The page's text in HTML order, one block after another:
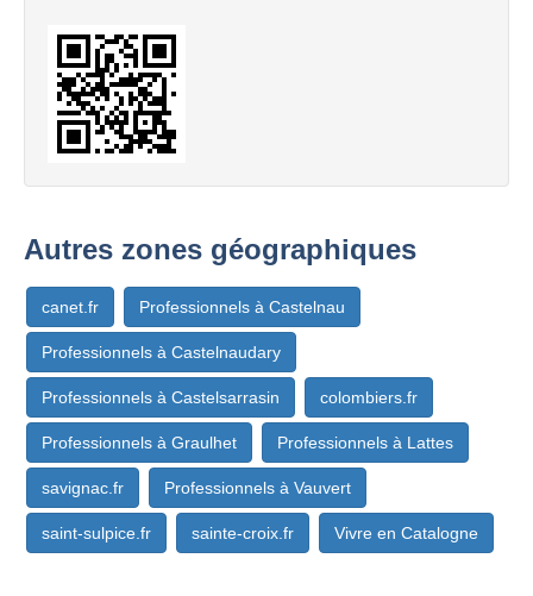
Autres zones géographiques
canet.fr Professionnels à Castelnau
Professionnels à Castelnaudary
Professionnels à Castelsarrasin colombiers.fr
Professionnels à Graulhet Professionnels à Lattes
savignac.fr Professionnels à Vauvert
saint-sulpice.fr sainte-croix.fr Vivre en Catalogne